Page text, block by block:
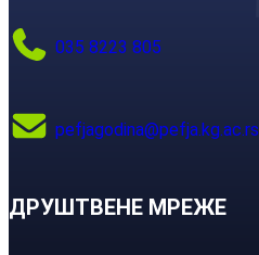
035 8223 805
pefjagodina@pefja.kg.ac.rs
ДРУШТВЕНЕ МРЕЖЕ